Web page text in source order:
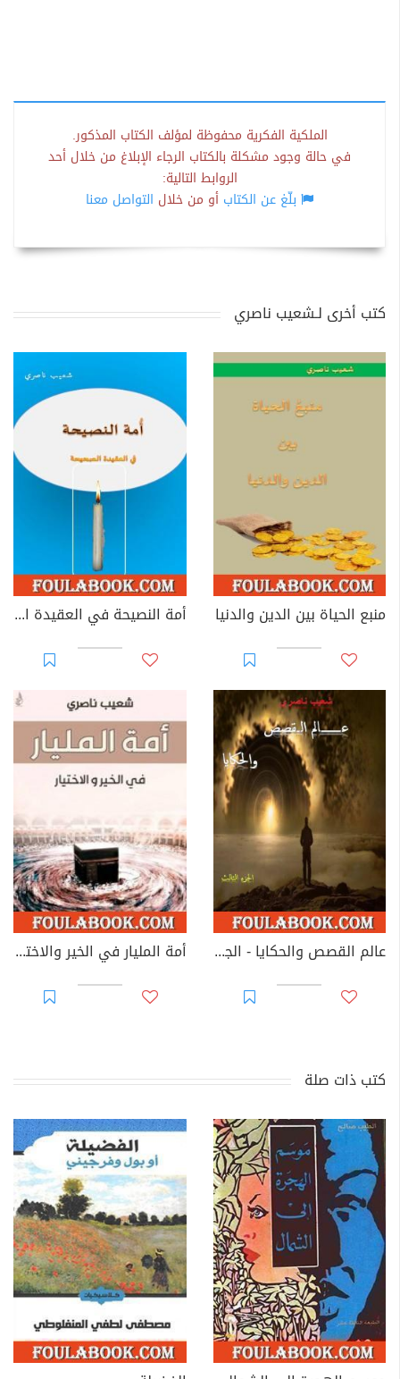
الملكية الفكرية محفوظة لمؤلف الكتاب المذكور.
في حالة وجود مشكلة بالكتاب الرجاء الإبلاغ من خلال أحد
الروابط التالية:
بلّغ عن الكتاب أو من خلال التواصل معنا
كتب أخرى لـشعيب ناصري
منبع الحياة بين الدين والدنيا أمة النصيحة في العقيدة الصحيحة
عالم القصص والحكايا - الجزء الثالث أمة المليار في الخير والاختيار
كتب ذات صلة